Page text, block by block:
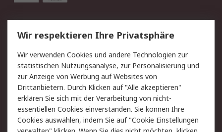
Service
Value Added Services
Lieferlösungen
Rücksendung/Entsorgung Kontakt
Hilfe
Rechtliches
RS Verkaufs- und
Lieferbedingungen
Datenschutz
Wir respektieren Ihre Privatsphäre
Wir verwenden Cookies und andere Technologien zur
statistischen Nutzungsanalyse, zur Personalisierung und
zur Anzeige von Werbung auf Websites von
Drittanbietern. Durch Klicken auf "Alle akzeptieren"
erklären Sie sich mit der Verarbeitung von nicht-
essentiellen Cookies einverstanden. Sie können Ihre
Cookies auswählen, indem Sie auf "Cookie Einstellungen